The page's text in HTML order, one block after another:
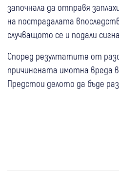
започнала да отправя
на пострадалата
случващото се и подали
Според резултатите от
причинената имотна вреда
Предстои делото да бъде